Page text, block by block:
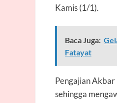
Kamis (1/1).
Baca Juga:
Fatayat
Pengajian
sehingga